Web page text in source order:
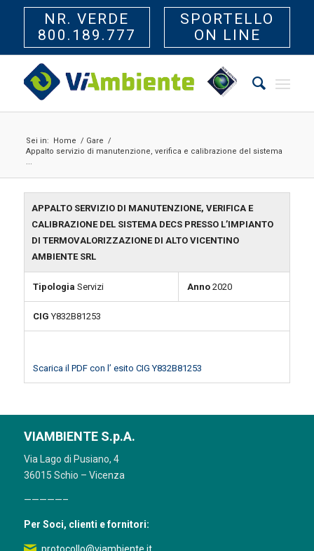
NR. VERDE
800.189.777
SPORTELLO
ON LINE
Sei in: Home / Gare /
Appalto servizio di manutenzione, verifica e calibrazione del sistema
...
APPALTO SERVIZIO DI MANUTENZIONE, VERIFICA E
CALIBRAZIONE DEL SISTEMA DECS PRESSO L’IMPIANTO
DI TERMOVALORIZZAZIONE DI ALTO VICENTINO
AMBIENTE SRL
Tipologia Servizi Anno2020
CIGY832B81253
Scarica il PDF con l’ esito CIG Y832B81253
VIAMBIENTE S.p.A.
Via Lago di Pusiano, 4
36015 Schio – Vicenza
—————–
Per Soci, clienti e fornitori:
protocollo@viambiente.it